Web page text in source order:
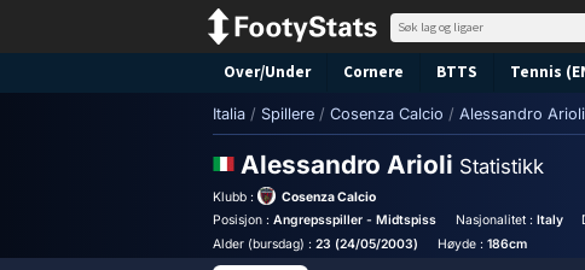
Over/Under Cornere BTTS Tennis
Italia / Spillere / Cosenza Calcio / Alessandro Arioli
Alessandro Arioli Statistikk
Klubb :
Cosenza Calcio
Posisjon : Angrepsspiller - Midtspiss Nasjonalitet : Italy
Alder (bursdag) : 23 (24/05/2003) Høyde : 186cm